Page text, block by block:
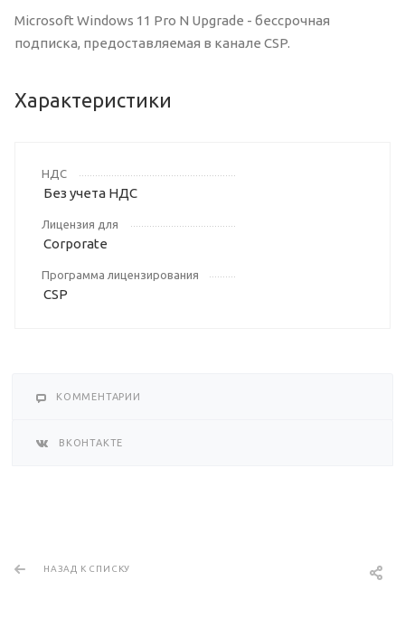
Microsoft Windows 11 Pro N Upgrade - бессрочная
подписка, предоставляемая в канале CSP.
Характеристики
НДС
Без учета НДС
Лицензия для
Corporate
Программа лицензирования
CSP
КОММЕНТАРИИ
ВКОНТАКТЕ
НАЗАД К СПИСКУ